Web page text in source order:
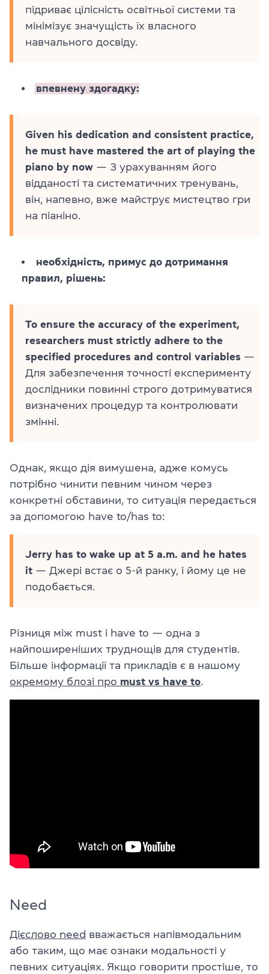
підриває цілісність освітньої системи та
мінімізує значущість їх власного
навчального досвіду.
впевнену здогадку:
Given his dedication and consistent practice,
he must have mastered the art of playing the
piano by now — З урахуванням його
відданості та систематичних тренувань,
він, напевно, вже майструє мистецтво гри
на піаніно.
необхідність, примус до дотримання
правил, рішень:
To ensure the accuracy of the experiment,
researchers must strictly adhere to the
specified procedures and control variables —
Для забезпечення точності експерименту
дослідники повинні строго дотримуватися
визначених процедур та контролювати
змінні.
Однак, якщо дія вимушена, адже комусь
потрібно чинити певним чином через
конкретні обставини, то ситуація передається
за допомогою have to/has to:
Jerry has to wake up at 5 a.m. and he hates
it — Джері встає о 5-й ранку, і йому це не
подобається.
Різниця між must і have to — одна з
найпоширеніших труднощів для студентів.
Більше інформації та прикладів є в нашому
окремому блозі про must vs have to.
Need
Дієслово need вважається напівмодальним
або таким, що має ознаки модальності у
певних ситуаціях. Якщо говорити простіше, то